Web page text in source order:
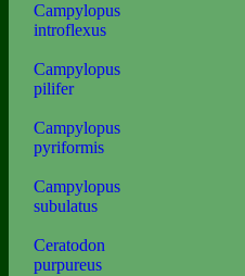
Campylopus
introflexus
Campylopus
pilifer
Campylopus
pyriformis
Campylopus
subulatus
Ceratodon
purpureus